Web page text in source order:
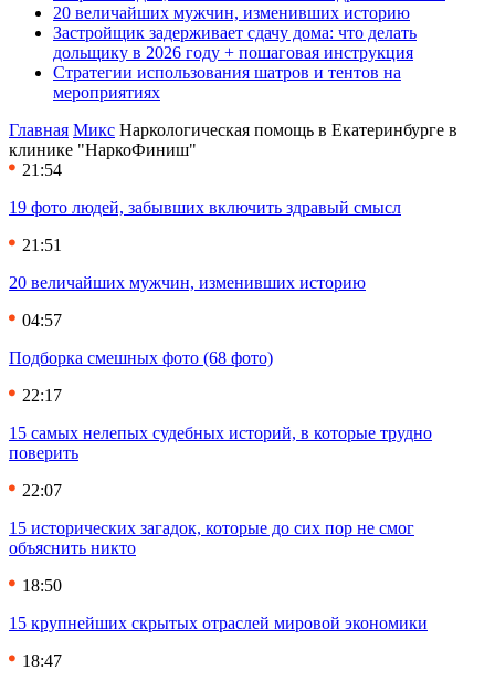
20 величайших мужчин, изменивших историю
Застройщик задерживает сдачу дома: что делать
дольщику в 2026 году + пошаговая инструкция
Стратегии использования шатров и тентов на
мероприятиях
Главная Микс Наркологическая помощь в Екатеринбурге в
клинике "НаркоФиниш"
21:54
19 фото людей, забывших включить здравый смысл
21:51
20 величайших мужчин, изменивших историю
04:57
Подборка смешных фото (68 фото)
22:17
15 самых нелепых судебных историй, в которые трудно
поверить
22:07
15 исторических загадок, которые до сих пор не смог
объяснить никто
18:50
15 крупнейших скрытых отраслей мировой экономики
18:47